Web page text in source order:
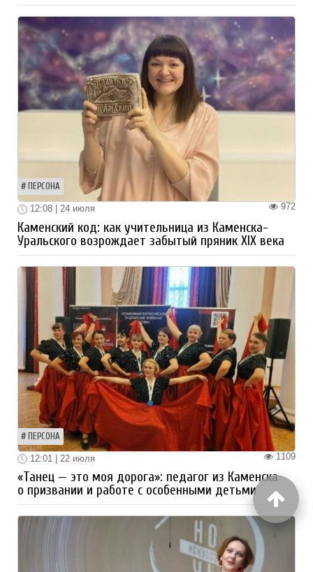
ПЕРСОНА
972
12:08 | 24 июля
Каменский код: как учительница из Каменска-
Уральского возрождает забытый пряник XIX века
ПЕРСОНА
1109
12:01 | 22 июля
«Танец — это моя дорога»: педагог из Каменска
о призвании и работе с особенными детьми